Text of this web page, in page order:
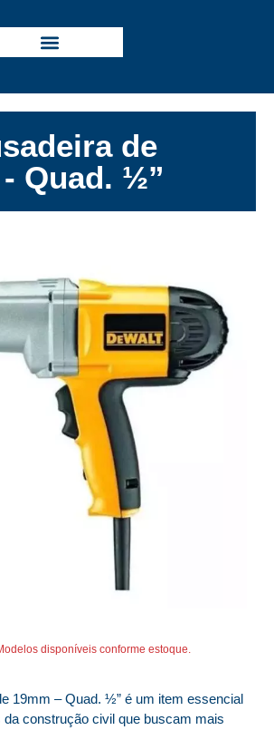
de
Quad. ½”
disponíveis conforme estoque.
19mm – Quad. ½” é um item essencial
da construção civil que buscam mais